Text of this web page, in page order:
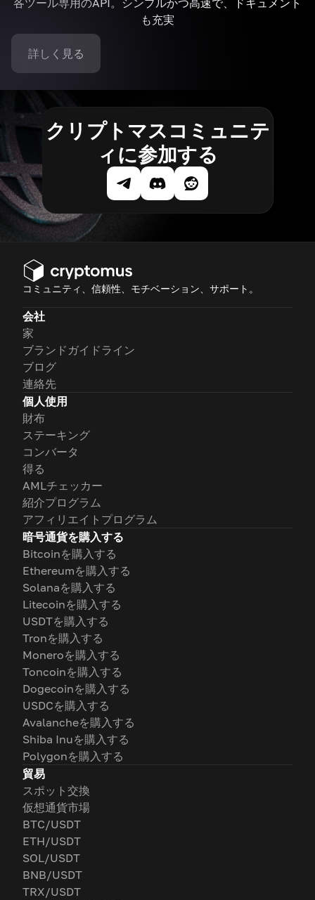
各ツール専用のAPI。シンプルかつ高速で、ドキュメント
も充実
詳しく見る
クリプトマスコミュニテ
ィに参加する
コミュニティ、信頼性、モチベーション、サポート。
会社
家
ブランドガイドライン
ブログ
連絡先
個人使用
財布
ステーキング
コンバータ
得る
AMLチェッカー
紹介プログラム
アフィリエイトプログラム
暗号通貨を購入する
Bitcoinを購入する
Ethereumを購入する
Solanaを購入する
Litecoinを購入する
USDTを購入する
Tronを購入する
Moneroを購入する
Toncoinを購入する
Dogecoinを購入する
USDCを購入する
Avalancheを購入する
Shiba Inuを購入する
Polygonを購入する
貿易
スポット交換
仮想通貨市場
BTC/USDT
ETH/USDT
SOL/USDT
BNB/USDT
TRX/USDT